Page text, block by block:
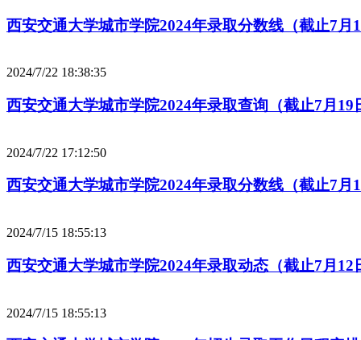
西安交通大学城市学院2024年录取分数线（截止7月
2024/7/22 18:38:35
西安交通大学城市学院2024年录取查询（截止7月19
2024/7/22 17:12:50
西安交通大学城市学院2024年录取分数线（截止7月
2024/7/15 18:55:13
西安交通大学城市学院2024年录取动态（截止7月12
2024/7/15 18:55:13